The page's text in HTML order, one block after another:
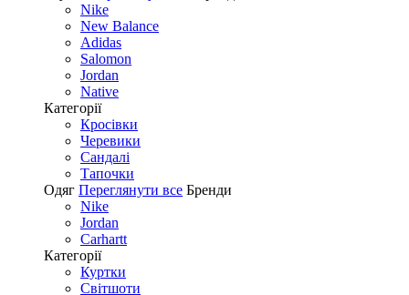
Nike
New Balance
Adidas
Salomon
Jordan
Native
Категорії
Кросівки
Черевики
Сандалі
Tапочки
Одяг Переглянути все Бренди
Nike
Jordan
Carhartt
Категорії
Куртки
Світшоти